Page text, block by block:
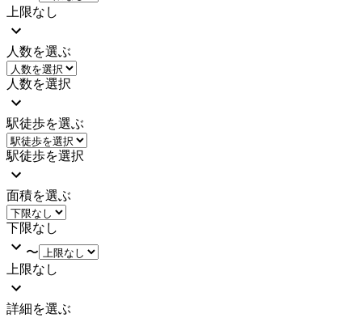
上限なし
人数を選ぶ
人数を選択
駅徒歩を選ぶ
駅徒歩を選択
面積を選ぶ
下限なし
〜
上限なし
詳細を選ぶ